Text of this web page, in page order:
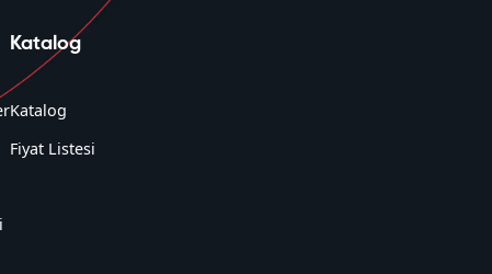
Katalog
Katalog
Fiyat Listesi